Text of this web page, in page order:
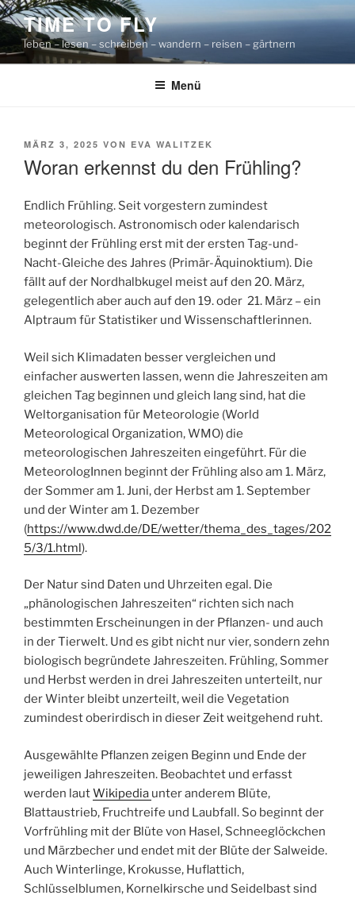
Zum
Inhalt
springen
TIME TO FLY
leben – lesen – schreiben – wandern – reisen – gärtnern
Menü
VERÖFFENTLICHT
MÄRZ 3, 2025 VON EVA WALITZEK
Woran erkennst du den Frühling?
Endlich Frühling. Seit vorgestern zumindest
meteorologisch. Astronomisch oder kalendarisch
beginnt der Frühling erst mit der ersten Tag-und-
Nacht-Gleiche des Jahres (Primär-Äquinoktium). Die
fällt auf der Nordhalbkugel meist auf den 20. März,
gelegentlich aber auch auf den 19. oder 21. März – ein
Alptraum für Statistiker und Wissenschaftlerinnen.
Weil sich Klimadaten besser vergleichen und
einfacher auswerten lassen, wenn die Jahreszeiten am
gleichen Tag beginnen und gleich lang sind, hat die
Weltorganisation für Meteorologie (World
Meteorological Organization, WMO) die
meteorologischen Jahreszeiten eingeführt. Für die
MeteorologInnen beginnt der Frühling also am 1. März,
der Sommer am 1. Juni, der Herbst am 1. September
und der Winter am 1. Dezember
(https://www.dwd.de/DE/wetter/thema_des_tages/202
5/3/1.html).
Der Natur sind Daten und Uhrzeiten egal. Die
„phänologischen Jahreszeiten“ richten sich nach
bestimmten Erscheinungen in der Pflanzen- und auch
in der Tierwelt. Und es gibt nicht nur vier, sondern zehn
biologisch begründete Jahreszeiten. Frühling, Sommer
und Herbst werden in drei Jahreszeiten unterteilt, nur
der Winter bleibt unzerteilt, weil die Vegetation
zumindest oberirdisch in dieser Zeit weitgehend ruht.
Ausgewählte Pflanzen zeigen Beginn und Ende der
jeweiligen Jahreszeiten. Beobachtet und erfasst
werden lautWikipedia unter anderem Blüte,
Blattaustrieb, Fruchtreife und Laubfall. So beginnt der
Vorfrühling mit der Blüte von Hasel, Schneeglöckchen
und Märzbecher und endet mit der Blüte der Salweide.
Auch Winterlinge, Krokusse, Huflattich,
Schlüsselblumen, Kornelkirsche und Seidelbast sind